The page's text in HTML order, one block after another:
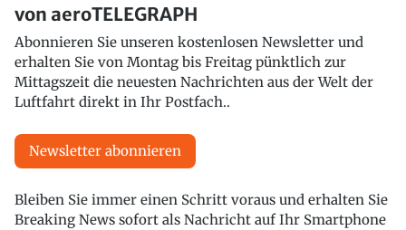
von aeroTELEGRAPH
Abonnieren Sie unseren kostenlosen Newsletter und
erhalten Sie von Montag bis Freitag pünktlich zur
Mittagszeit die neuesten Nachrichten aus der Welt der
Luftfahrt direkt in Ihr Postfach..
Newsletter abonnieren
Bleiben Sie immer einen Schritt voraus und erhalten Sie
Breaking News sofort als Nachricht auf Ihr Smartphone